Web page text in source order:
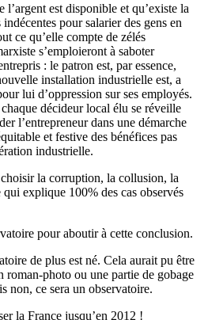
est disponible et qu’existe la
pour salarier des gens en
ce qu’elle compte de zélés
s’emploieront à saboter
: le patron est, par essence,
installation industrielle est, a
lui d’oppression sur ses employés.
décideur local élu se réveille
l’entrepreneur dans une démarche
et festive des bénéfices pas
industrielle.
la corruption, la collusion, la
explique 100% des cas observés
pour aboutir à cette conclusion.
de plus est né. Cela aurait pu être
roman-photo ou une partie de gobage
non, ce sera un observatoire.
la France jusqu’en 2012 !